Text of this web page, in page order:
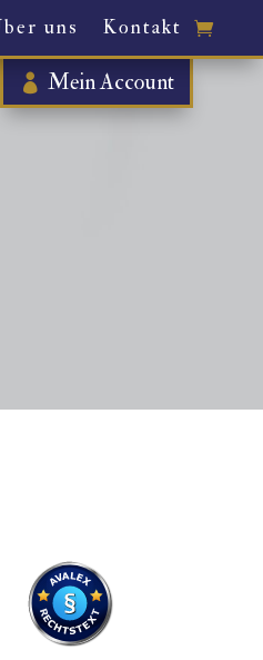
uns Kontakt
Mein Account